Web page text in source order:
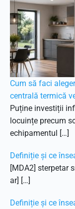
Cum să faci
centrală termică
Puține investiții
locuințe precum
echipamentul […]
Definiție și ce
[MDA2] sterpetar
ar] […]
Definiție și ce